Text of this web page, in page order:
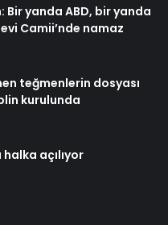
Bir yanda ABD, bir yanda
Camii’nde namaz
teğmenlerin dosyası
kurulunda
açılıyor